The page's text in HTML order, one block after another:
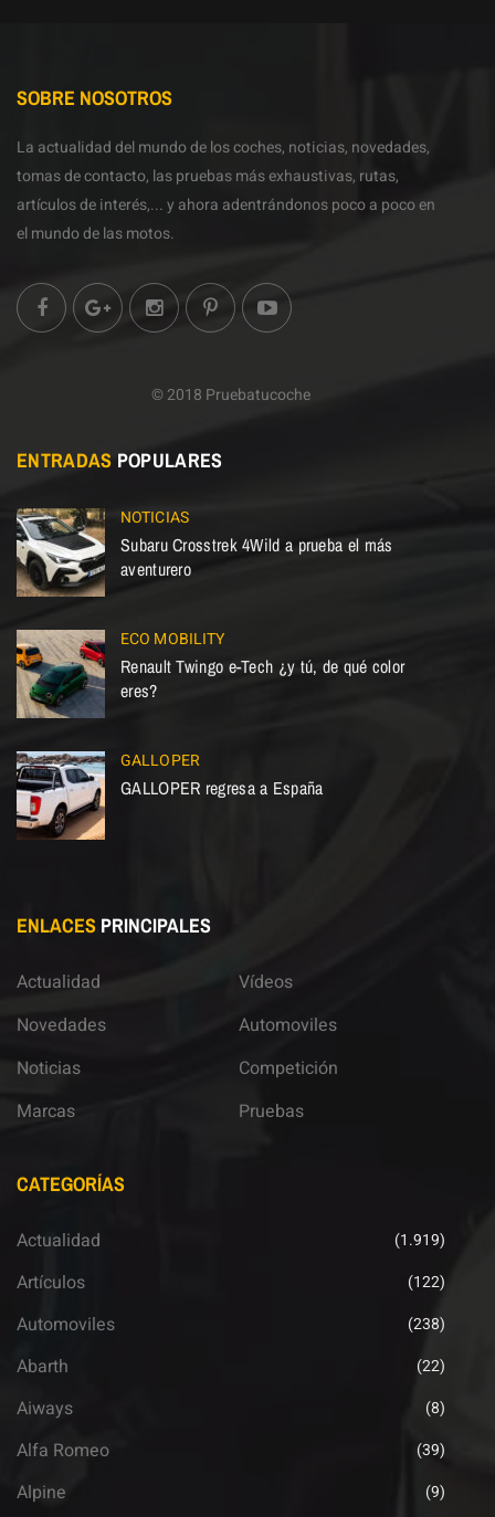
SOBRE NOSOTROS
La actualidad del mundo de los coches, noticias, novedades,
tomas de contacto, las pruebas más exhaustivas, rutas,
artículos de interés,... y ahora adentrándonos poco a poco en
el mundo de las motos.
© 2018 Pruebatucoche
ENTRADAS POPULARES
NOTICIAS
Subaru Crosstrek 4Wild a prueba el más
aventurero
ECO MOBILITY
Renault Twingo e-Tech ¿y tú, de qué color
eres?
GALLOPER
GALLOPER regresa a España
ENLACES PRINCIPALES
Actualidad
Novedades
Noticias
Marcas
Vídeos
Automoviles
Competición
Pruebas
CATEGORÍAS
Actualidad (1.919)
Artículos (122)
Automoviles (238)
Abarth (22)
Aiways (8)
Alfa Romeo (39)
Alpine (9)